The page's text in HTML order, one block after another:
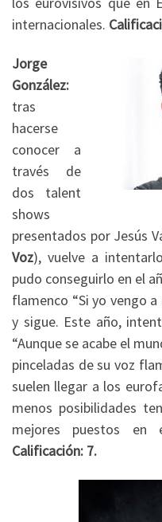
internacionales.
Jorge
González:
tras
hacerse
conocer a
través de
dos talent
shows
presentados por Jesús
Voz), vuelve a
pudo conseguirlo en el
flamenco “Si yo vengo
y sigue. Este año,
“Aunque se acabe el
pinceladas de su voz
suelen llegar a los
menos posibilidades
mejores puestos en
Calificación: 7.